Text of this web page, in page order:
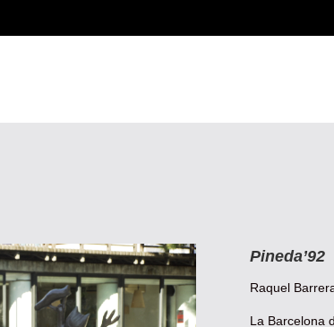
Pineda’92
Raquel
La Barcelona